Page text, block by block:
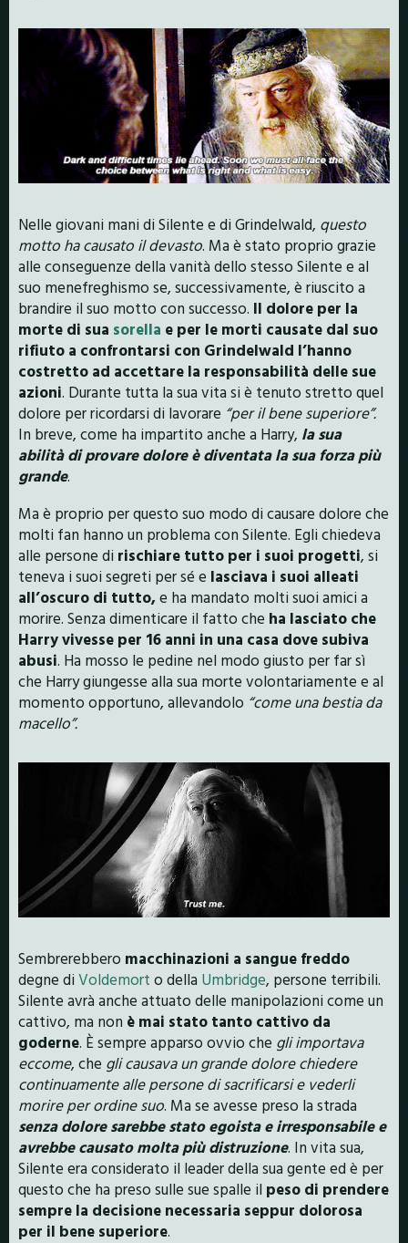
Nelle giovani mani di Silente e di Grindelwald, questo
motto ha causato il devasto. Ma è stato proprio grazie
alle conseguenze della vanità dello stesso Silente e al
suo menefreghismo se, successivamente, è riuscito a
brandire il suo motto con successo. Il dolore per la
morte di sua sorella e per le morti causate dal suo
rifiuto a confrontarsi con Grindelwald l’hanno
costretto ad accettare la responsabilità delle sue
azioni. Durante tutta la sua vita si è tenuto stretto quel
dolore per ricordarsi di lavorare “per il bene superiore”.
In breve, come ha impartito anche a Harry, la sua
abilità di provare dolore è diventata la sua forza più
grande.
Ma è proprio per questo suo modo di causare dolore che
molti fan hanno un problema con Silente. Egli chiedeva
alle persone di rischiare tutto per i suoi progetti, si
teneva i suoi segreti per sé e lasciava i suoi alleati
all’oscuro di tutto,e ha mandato molti suoi amici a
morire. Senza dimenticare il fatto che ha lasciato che
Harry vivesse per 16 anni in una casa dove subiva
abusi. Ha mosso le pedine nel modo giusto per far sì
che Harry giungesse alla sua morte volontariamente e al
momento opportuno, allevandolo “come una bestia da
macello”.
Sembrerebbero macchinazioni a sangue freddo
degne di Voldemort o della Umbridge, persone terribili.
Silente avrà anche attuato delle manipolazioni come un
cattivo, ma non è mai stato tanto cattivo da
goderne. È sempre apparso ovvio che gli importava
eccome, che gli causava un grande dolore chiedere
continuamente alle persone di sacrificarsi e vederli
morire per ordine suo. Ma se avesse preso la strada
senza dolore sarebbe stato egoista e irresponsabile e
avrebbe causato molta più distruzione. In vita sua,
Silente era considerato il leader della sua gente ed è per
questo che ha preso sulle sue spalle il peso di prendere
sempre la decisione necessaria seppur dolorosa
per il bene superiore.